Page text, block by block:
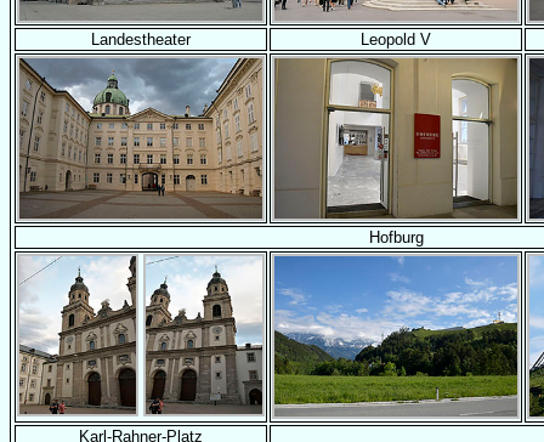
Landestheater Leopold V
Hofburg
Karl-Rahner-Platz